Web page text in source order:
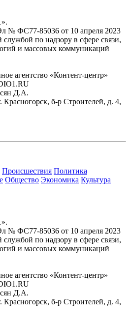
№ ФС77-85036 от 10 апреля 2023
по надзору в сфере связи,
и массовых коммуникаций
агентство «Контент-центр»
Д.А.
Красногорск, б-р Строителей, д. 4,
Происшествия Политика
Общество Экономика Культура
№ ФС77-85036 от 10 апреля 2023
по надзору в сфере связи,
и массовых коммуникаций
агентство «Контент-центр»
Д.А.
Красногорск, б-р Строителей, д. 4,